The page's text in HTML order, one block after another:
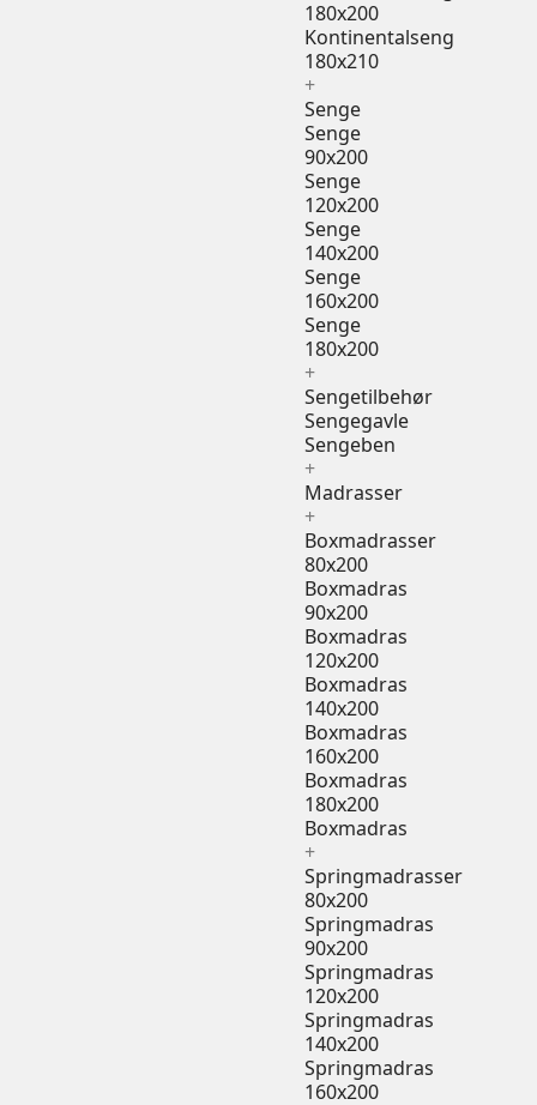
180x200
Kontinentalseng
180x210
+
Senge
Senge
90x200
Senge
120x200
Senge
140x200
Senge
160x200
Senge
180x200
+
Sengetilbehør
Sengegavle
Sengeben
+
Madrasser
+
Boxmadrasser
80x200
Boxmadras
90x200
Boxmadras
120x200
Boxmadras
140x200
Boxmadras
160x200
Boxmadras
180x200
Boxmadras
+
Springmadrasser
80x200
Springmadras
90x200
Springmadras
120x200
Springmadras
140x200
Springmadras
160x200